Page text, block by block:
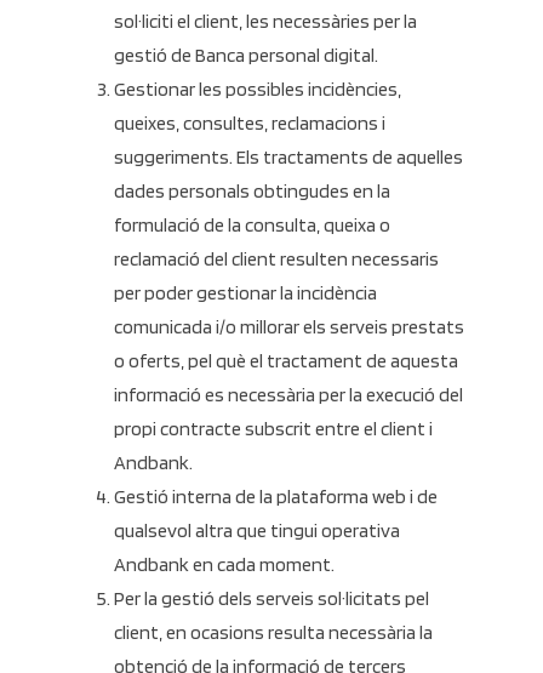
sol·liciti el client, les necessàries per la
gestió de Banca personal digital.
Gestionar les possibles incidències,
queixes, consultes, reclamacions i
suggeriments. Els tractaments de aquelles
dades personals obtingudes en la
formulació de la consulta, queixa o
reclamació del client resulten necessaris
per poder gestionar la incidència
comunicada i/o millorar els serveis prestats
o oferts, pel què el tractament de aquesta
informació es necessària per la execució del
propi contracte subscrit entre el client i
Andbank.
Gestió interna de la plataforma web i de
qualsevol altra que tingui operativa
Andbank en cada moment.
Per la gestió dels serveis sol·licitats pel
client, en ocasions resulta necessària la
obtenció de la informació de tercers